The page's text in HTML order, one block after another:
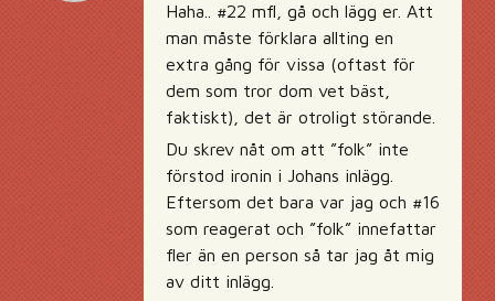
Haha.. #22 mfl, gå och lägg er. Att
man måste förklara allting en
extra gång för vissa (oftast för
dem som tror dom vet bäst,
faktiskt), det är otroligt störande.
Du skrev nåt om att ”folk” inte
förstod ironin i Johans inlägg.
Eftersom det bara var jag och #16
som reagerat och ”folk” innefattar
fler än en person så tar jag åt mig
av ditt inlägg.